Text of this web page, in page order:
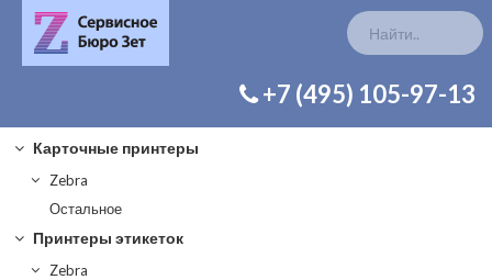
+7 (495) 105-97-13
Карточные принтеры
Zebra
Остальное
Принтеры этикеток
Zebra